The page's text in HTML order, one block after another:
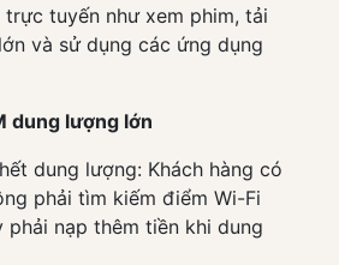
tuyến như xem phim, tải
và sử dụng các ứng dụng
dung lượng lớn
dung lượng: Khách hàng có
phải tìm kiếm điểm Wi-Fi
phải nạp thêm tiền khi dung